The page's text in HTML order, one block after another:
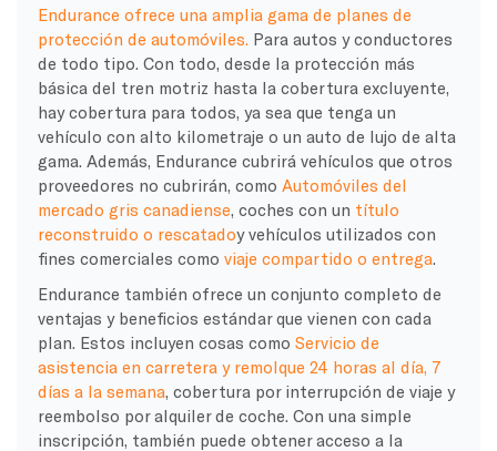
Endurance ofrece una amplia gama de planes de
protección de automóviles. Para autos y conductores
de todo tipo. Con todo, desde la protección más
básica del tren motriz hasta la cobertura excluyente,
hay cobertura para todos, ya sea que tenga un
vehículo con alto kilometraje o un auto de lujo de alta
gama. Además, Endurance cubrirá vehículos que otros
proveedores no cubrirán, como Automóviles del
mercado gris canadiense , coches con un título
reconstruido o rescatadoy vehículos utilizados con
fines comerciales como viaje compartido o entrega
Endurance también ofrece un conjunto completo de
ventajas y beneficios estándar que vienen con cada
plan. Estos incluyen cosas como Servicio de
asistencia en carretera y remolque 24 horas al día, 7
días a la semana , cobertura por interrupción de viaje y
reembolso por alquiler de coche. Con una simple
inscripción, también puede obtener acceso a la